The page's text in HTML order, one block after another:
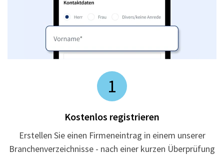
1
Kostenlos registrieren
Erstellen Sie einen Firmeneintrag in einem unserer
Branchenverzeichnisse - nach einer kurzen Überprüfung